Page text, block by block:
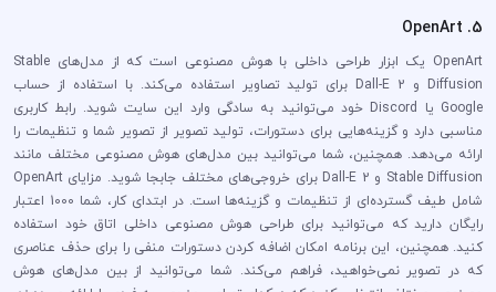
5. OpenArt
OpenArt یک ابزار طراحی داخلی با هوش مصنوعی است که از مدل‌های Stable
Diffusion و Dall-E 2 برای تولید تصاویر استفاده می‌کند. با استفاده از حساب
Google یا Discord خود می‌توانید به سادگی وارد این سایت شوید. رابط کاربری
مناسبی دارد و گزینه‌هایی برای دستورات، تولید تصویر از تصویر شما و تنظیمات را
ارائه می‌دهد. همچنین، شما می‌توانید بین مدل‌های هوش مصنوعی مختلف مانند
Stable Diffusion و Dall-E 2 برای خروجی‌های مختلف جابجا شوید. مزایای OpenArt
شامل طیف گسترده‌ای از تنظیمات و گزینه‌ها است. در ابتدای کار، شما 1000 اعتبار
رایگان دارید که می‌توانید برای طراحی هوش مصنوعی داخلی اتاق خود استفاده
کنید. همچنین، این برنامه امکان اضافه کردن دستورات منفی را برای حذف عناصری
که در تصویر نمی‌خواهید، فراهم می‌کند. شما می‌توانید از بین مدل‌های هوش